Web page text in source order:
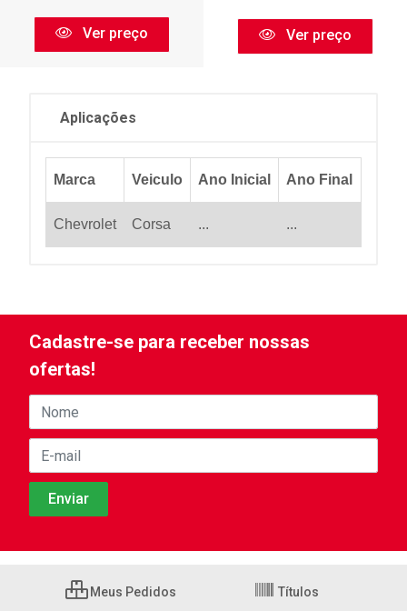
Ver preço Ver preço
Aplicações
Marca Veiculo Ano Inicial Ano Final
Chevrolet Corsa ... ...
Cadastre-se para receber nossas
ofertas!
Meus Pedidos Títulos